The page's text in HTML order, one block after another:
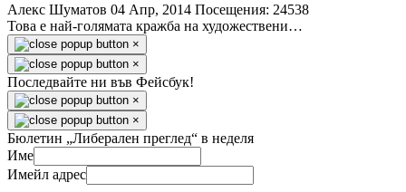
Алекс Шуматов 04 Апр, 2014 Посещения: 24538
Това е най-голямата кражба на художествени…
×
×
Последвайте ни във Фейсбук!
×
×
Бюлетин „Либерален преглед“ в неделя
Име
Имейл адрес